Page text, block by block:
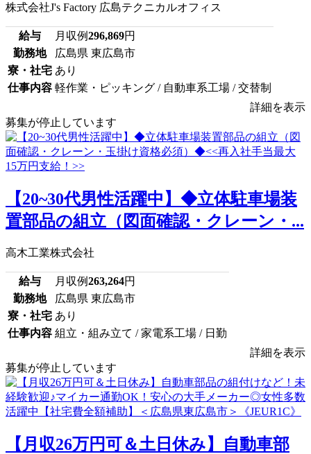
株式会社J's Factory 広島テクニカルオフィス
給与 月収例296,869円
勤務地
広島県 東広島市
寮・社宅 あり
仕事内容 軽作業・ピッキング / 自動車系工場 / 交替制
詳細を表示
募集が停止しています
【20~30代男性活躍中】◆立体駐車場装
置部品の組立（図面確認・クレーン・...
高木工業株式会社
給与 月収例263,264円
勤務地
広島県 東広島市
寮・社宅 あり
仕事内容 組立・組み立て / 家電系工場 / 日勤
詳細を表示
募集が停止しています
【月収26万円可＆土日休み】自動車部